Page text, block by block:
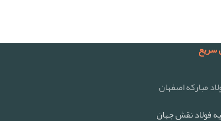
مبارکه اصفهان
فولاد نقش جهان